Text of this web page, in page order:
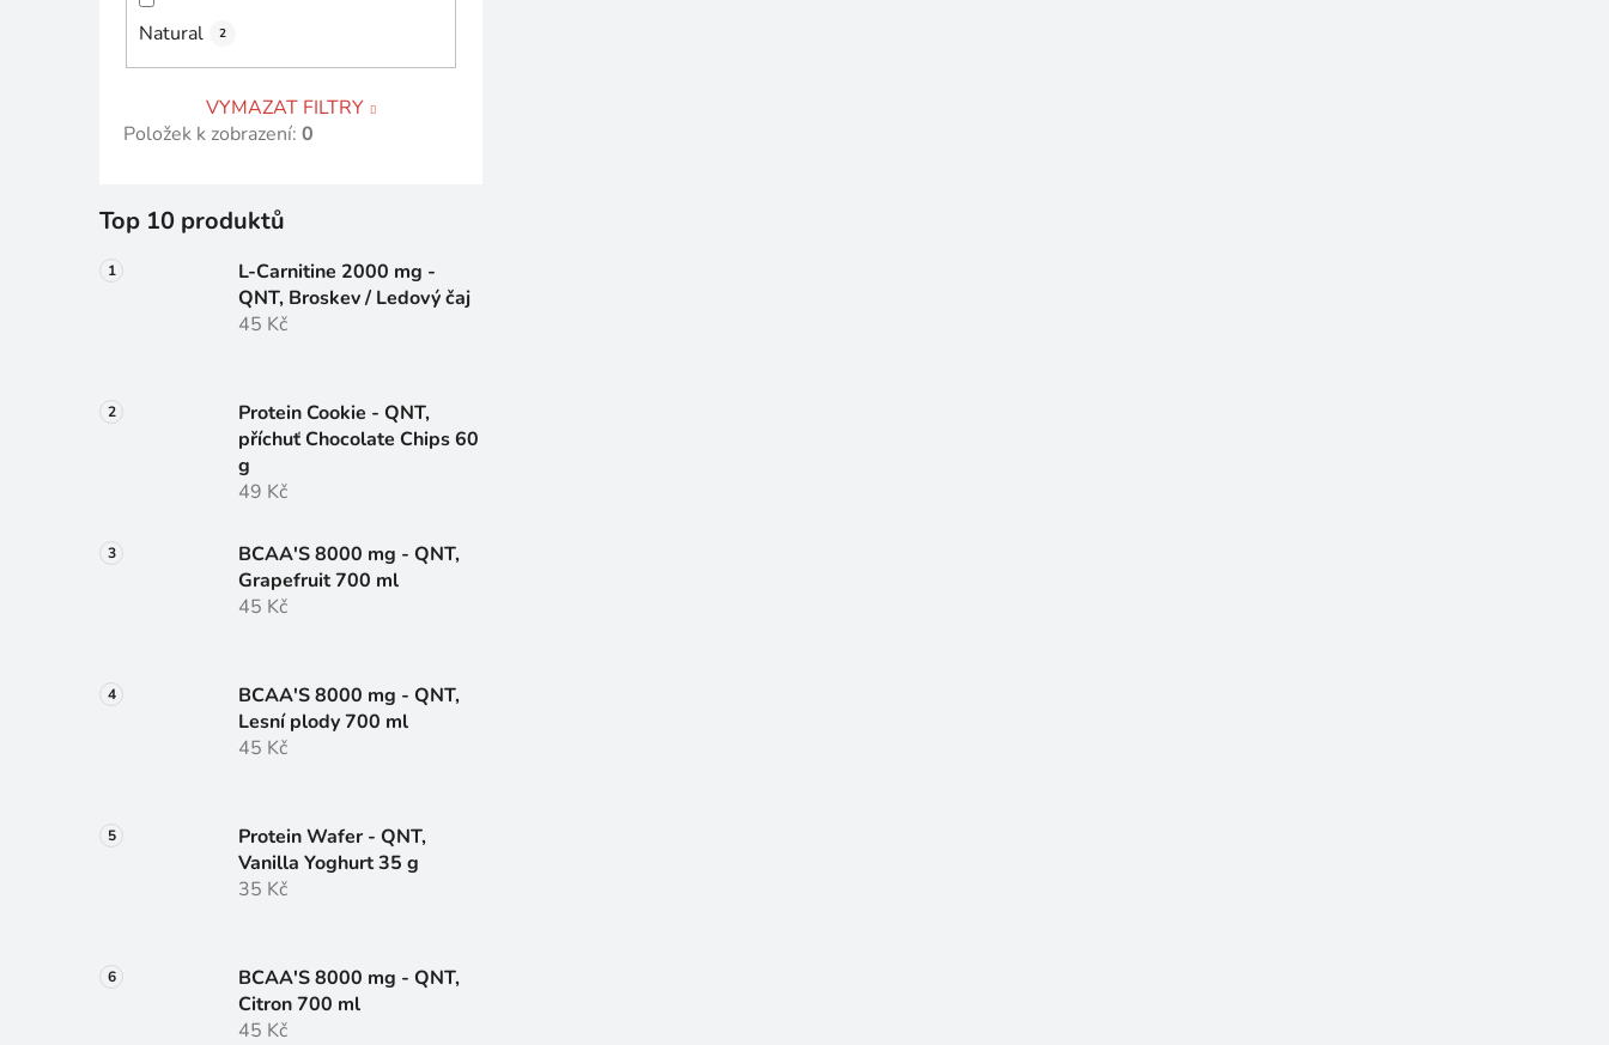
Natural 2
VYMAZAT FILTRY
Položek k zobrazení: 0
Top 10 produktů
L-Carnitine 2000 mg -
QNT, Broskev / Ledový čaj
45 Kč
Protein Cookie - QNT,
příchuť Chocolate Chips 60
g
49 Kč
BCAA'S 8000 mg - QNT,
Grapefruit 700 ml
45 Kč
BCAA'S 8000 mg - QNT,
Lesní plody 700 ml
45 Kč
Protein Wafer - QNT,
Vanilla Yoghurt 35 g
35 Kč
BCAA'S 8000 mg - QNT,
Citron 700 ml
45 Kč